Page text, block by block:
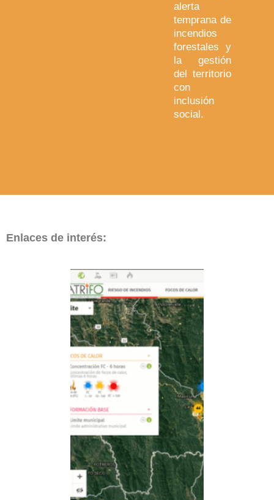
alerta
temprana de
incendios
forestales y
la gestión
del territorio
con
inclusión
social.
Enlaces de interés: